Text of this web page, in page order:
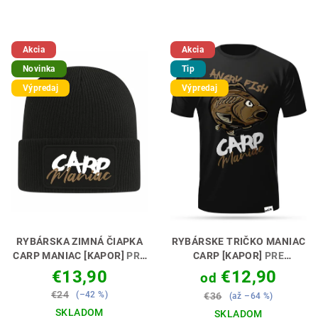
Akcia
Novinka
Výpredaj
RYBÁRSKA ZIMNÁ ČIAPKA
CARP MANIAC [KAPOR] PRE
KAPROVÝCH MANIAKOV 🧢
😎
€13,90
€24 (–42 %)
SKLADOM
Akcia
Tip
Výpredaj
RYBÁRSKE TRIČKO MANIAC
CARP [KAPOR] PRE
SKUTOČNÉHO MANIAKA🎣
🔥
od €12,90
€36 (až –64 %)
SKLADOM